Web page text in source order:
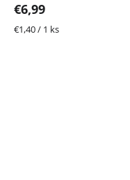
€6,99
Jednotková
€1,40 / 1 ks